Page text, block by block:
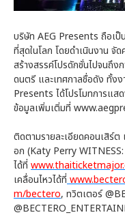
บริษัท AEG Presents ถือเ
ที่สุดในโลก โดยดำเนินงาน
สร้างสรรค์โปรดักชั่นไปจนถึง
ดนตรี และเทศกาลชื่อดัง ทั้งง
Presents ได้โปรโมทการแส
ข้อมูลเพิ่มเติ่มที่
ติดตามรายละเอียดคอนเสิร์
อก (Katy Perry
ได้ที่
เคลื่อนไหวได้ที่
m/bectero, ทวิตเตอร์